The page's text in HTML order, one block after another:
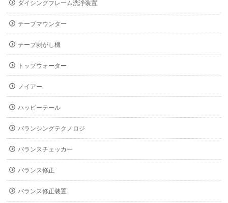
ダイシングフレーム洗浄装置
テープマウンター
テープ剥がし機
トップウォーター
ノイアー
ハッピーテール
バランシングテクノロジ
バランスチェッカー
バランス修正
バランス修正装置